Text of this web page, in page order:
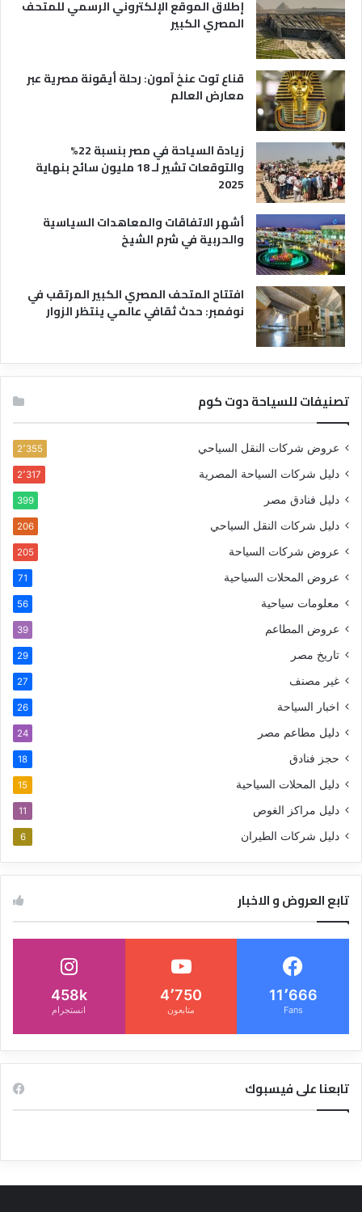
ة
إطلاق الموقع الإلكتروني الرسمي للمتحف
المصري الكبير
قناع توت عنخ آمون: رحلة أيقونة مصرية عبر
معارض العالم
زيادة السياحة في مصر بنسبة 22%
والتوقعات تشير لـ 18 مليون سائح بنهاية
2025
أشهر الاتفاقات والمعاهدات السياسية
والحربية في شرم الشيخ
افتتاح المتحف المصري الكبير المرتقب في
نوفمبر: حدث ثقافي عالمي ينتظر الزوار
تصنيفات للسياحة دوت كوم
عروض شركات النقل السياحي 2٬355
دليل شركات السياحة المصرية 2٬317
دليل فنادق مصر 399
دليل شركات النقل السياحي 206
عروض شركات السياحة 205
عروض المحلات السياحية 71
معلومات سياحية 56
عروض المطاعم 39
تاريخ مصر 29
غير مصنف 27
اخبار السياحة 26
دليل مطاعم مصر 24
حجز فنادق 18
دليل المحلات السياحية 15
دليل مراكز الغوص 11
دليل شركات الطيران 6
تابع العروض و الاخبار
11٬666
Fans
4٬750
متابعون
458k
انستجرام
تابعنا على فيسبوك